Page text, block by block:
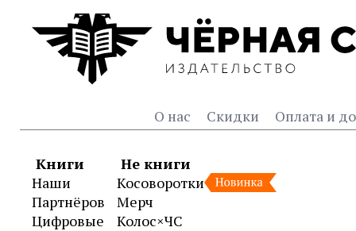
О нас Скидки Оплата и
Книги
Наши
Партнёров
Цифровые
Не книги
Косоворотки
Мерч
Колос×ЧС